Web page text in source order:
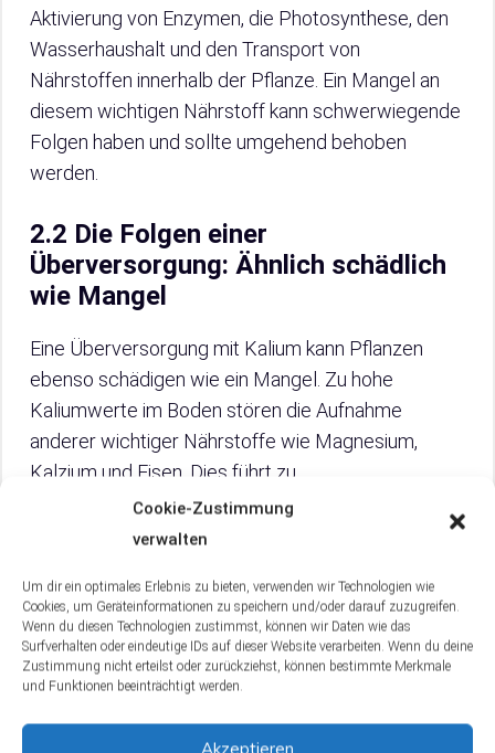
Cookie-Zustimmung
verwalten
Um dir ein optimales Erlebnis zu bieten, verwenden wir Technologien wie
Cookies, um Geräteinformationen zu speichern und/oder darauf zuzugreifen.
Wenn du diesen Technologien zustimmst, können wir Daten wie das
Surfverhalten oder eindeutige IDs auf dieser Website verarbeiten. Wenn du deine
Zustimmung nicht erteilst oder zurückziehst, können bestimmte Merkmale
und Funktionen beeinträchtigt werden.
Akzeptieren
Aktivierung von Enzymen, die Photosynthese, den
Wasserhaushalt und den Transport von
Nährstoffen innerhalb der Pflanze. Ein Mangel an
diesem wichtigen Nährstoff kann schwerwiegende
Folgen haben und sollte umgehend behoben
werden.
2.2 Die Folgen einer
Überversorgung: Ähnlich schädlich
wie Mangel
Eine Überversorgung mit Kalium kann Pflanzen
ebenso schädigen wie ein Mangel. Zu hohe
Kaliumwerte im Boden stören die Aufnahme
anderer wichtiger Nährstoffe wie Magnesium,
Kalzium und Eisen. Dies führt zu
Nährstoffungleichgewichten, die
Wachstumsstörungen und Blattverfärbungen
Kaliumzufuhr die Bodenstruktur negativ
beeinflussen, indem sie die Bodenporosität
verringert und somit die Wasser- und
Luftdurchlässigkeit des Bodens verschlechtert.
Langfristig kann dies die Wurzelentwicklung